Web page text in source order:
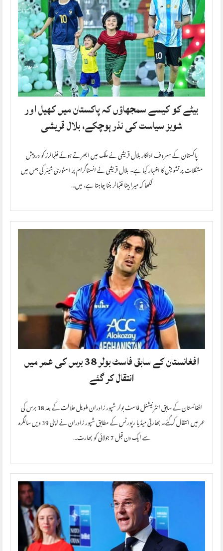
بیٹے کو کیسے سمجھاؤں کہ پاکستان میں کھیل اور
شوبز سیاست کی نذر ہوچکے، بلال قریشی
پاکستان کے معروف اداکار بلال قریشی نے ملک میں ابھرتے ہوئے فٹبالرز کو درپیش
مشکلات پر تشویش کا اظہار کیا ہے۔ بلال قریشی نے انسٹاگرام پر اسٹوری شیئر کی جس میں
لکھا کہ میرا بیٹا فٹبالر بننا چاہتا ہے، میں…
افغانستان کے سابق فاسٹ بولر 38 برس کی عمر میں
انتقال کر گئے
افغانستان کے سابق انٹرنیشنل فاسٹ بولر شپور زادران طویل علالت کے بعد 38 برس کی
عمر میں انتقال کر گئے۔ بھارتی میڈیا رپورٹس کے مطابق شپور زادران نے اپنی 39 ویں سالگرہ
سے ایک دن قبل 7 جولائی کو بھارت…